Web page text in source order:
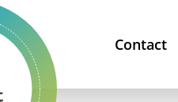
Contact